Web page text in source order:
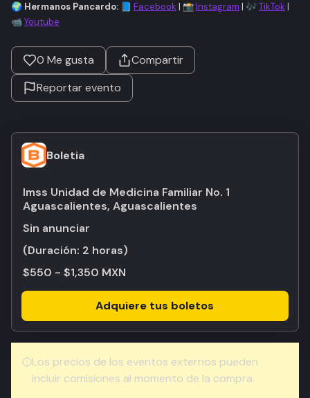
🌍 Hermanos Pancardo: 📘 Facebook | 📸Instagram | 🎶 TikTok |
📹Youtube
0 Me gusta
Compartir
Reportar evento
Boletia
Imss Unidad de Medicina Familiar No. 1
Aguascalientes, Aguascalientes
Sin anunciar
(Duración: 2 horas)
$550 - $1,350 MXN
Adquiere tus boletos
Los precios de los eventos externos pueden
incluir comisiones al momento de la compra.